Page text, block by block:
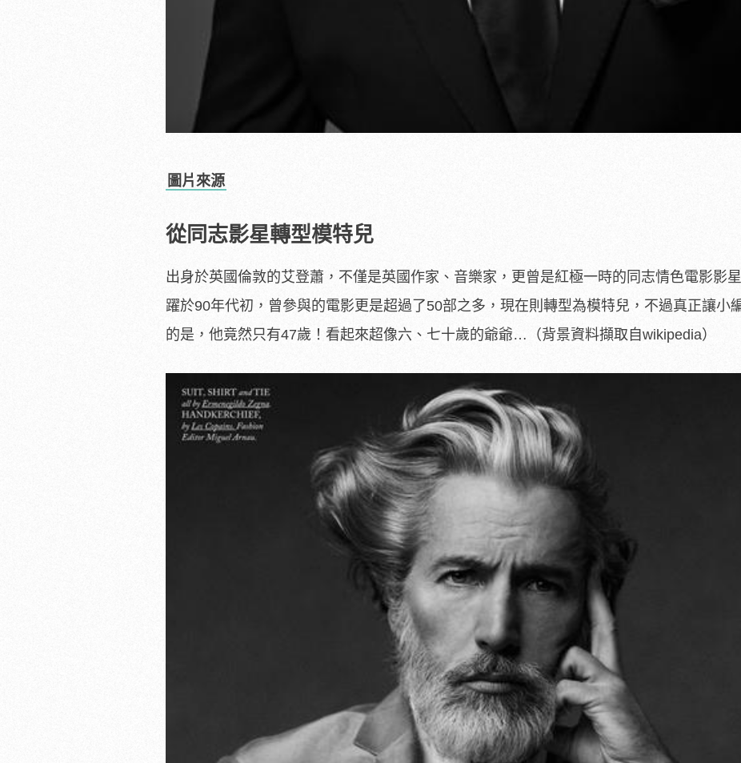
圖片來源
從同志影星轉型模特兒
出身於英國倫敦的艾登蕭，不僅是英國作家、音樂家，更曾是紅極一時的同志情色電影影
躍於90年代初，曾參與的電影更是超過了50部之多，現在則轉型為模特兒，不過真正讓小
的是，他竟然只有47歲！看起來超像六、七十歲的爺爺…（背景資料擷取自wikipedia）